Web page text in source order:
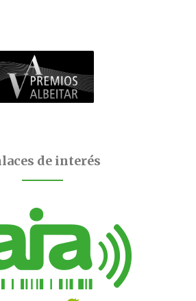
de interés